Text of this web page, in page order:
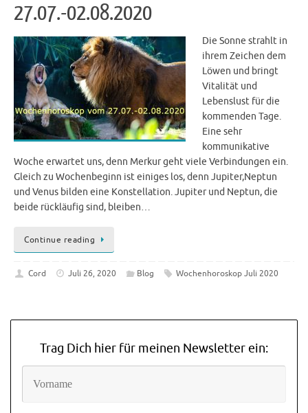
27.07.-02.08.2020
Die Sonne strahlt in
ihrem Zeichen dem
Löwen und bringt
Vitalität und
Lebenslust für die
kommenden Tage.
Eine sehr
kommunikative
Woche erwartet uns, denn Merkur geht viele Verbindungen ein.
Gleich zu Wochenbeginn ist einiges los, denn Jupiter,Neptun
und Venus bilden eine Konstellation. Jupiter und Neptun, die
beide rückläufig sind, bleiben…
Continue reading
Cord Juli 26, 2020 Blog Wochenhoroskop Juli 2020
Trag Dich hier für meinen Newsletter ein: